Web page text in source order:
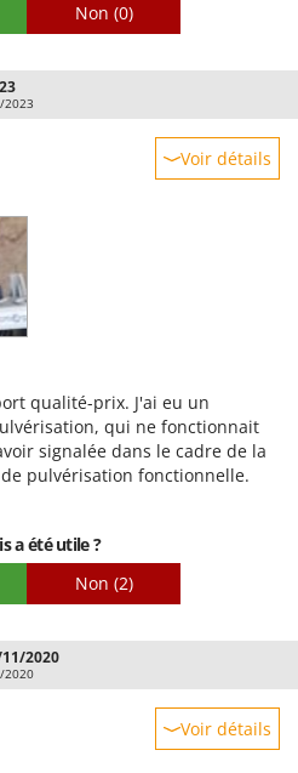
Non (0)
2023
Voir détails
qualité-prix. J'ai eu un
qui ne fonctionnait
signalée dans le cadre de la
pulvérisation fonctionnelle.
a été utile ?
Non (2)
2020
2020
Voir détails